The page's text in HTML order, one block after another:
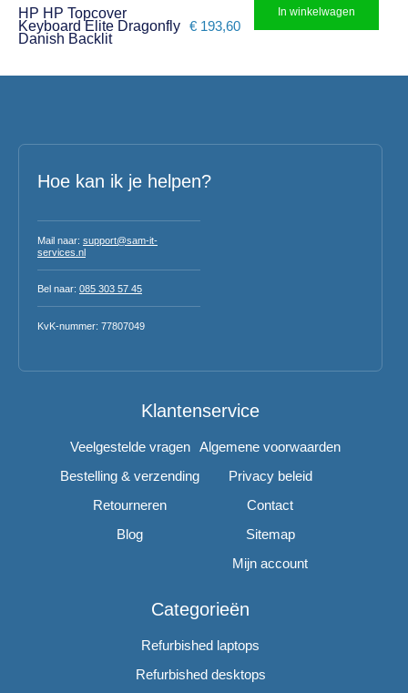
HP HP Topcover
Keyboard Elite Dragonfly
Danish Backlit
€ 193,60
In winkelwagen
Hoe kan ik je helpen?
Mail naar: support@sam-it-
services.nl
Bel naar: 085 303 57 45
KvK-nummer: 77807049
Klantenservice
Veelgestelde vragen
Bestelling & verzending
Retourneren
Blog
Algemene voorwaarden
Privacy beleid
Contact
Sitemap
Mijn account
Categorieën
Refurbished laptops
Refurbished desktops